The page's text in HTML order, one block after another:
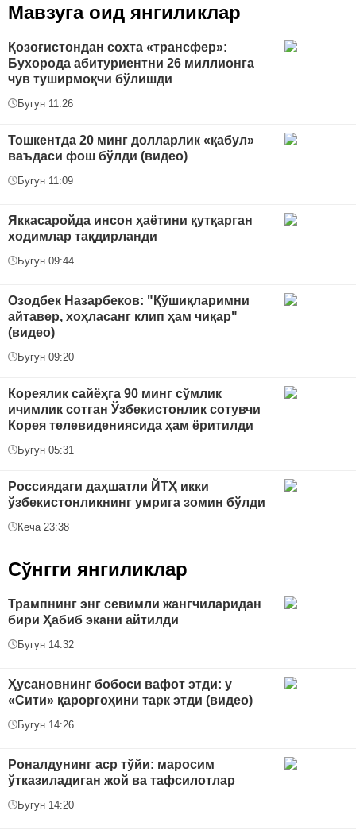
Мавзуга оид янгиликлар
Қозоғистондан сохта «трансфер»:
Бухорода абитуриентни 26 миллионга
чув туширмоқчи бўлишди
Бугун 11:26
Тошкентда 20 минг долларлик «қабул»
ваъдаси фош бўлди (видео)
Бугун 11:09
Яккасаройда инсон ҳаётини қутқарган
ходимлар тақдирланди
Бугун 09:44
Озодбек Назарбеков: "Қўшиқларимни
айтавер, хоҳласанг клип ҳам чиқар"
(видео)
Бугун 09:20
Кореялик сайёҳга 90 минг сўмлик
ичимлик сотган Ўзбекистонлик сотувчи
Корея телевидениясида ҳам ёритилди
Бугун 05:31
Россиядаги даҳшатли ЙТҲ икки
ўзбекистонликнинг умрига зомин бўлди
Кеча 23:38
Сўнгги янгиликлар
Трампнинг энг севимли жангчиларидан
бири Ҳабиб экани айтилди
Бугун 14:32
Ҳусановнинг бобоси вафот этди: у
«Сити» қароргоҳини тарк этди (видео)
Бугун 14:26
Роналдунинг аср тўйи: маросим
ўтказиладиган жой ва тафсилотлар
Бугун 14:20